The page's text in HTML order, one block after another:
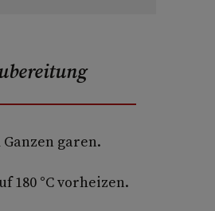
garen.
180 °C vorheizen.